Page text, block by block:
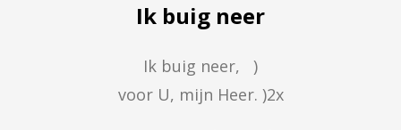
Ik buig neer
Ik buig neer,   )
voor U, mijn Heer. )2x